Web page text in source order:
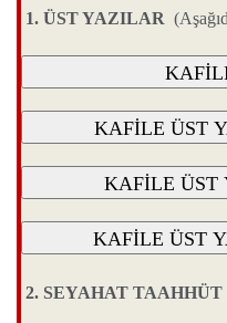
1. ÜST YAZILAR
2. SEYAHAT